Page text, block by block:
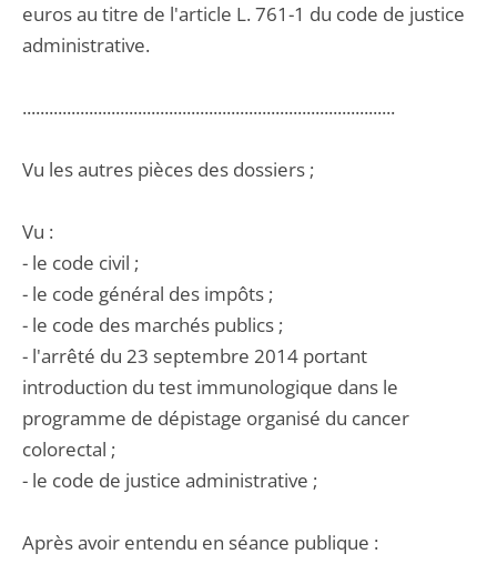
euros au titre de l'article L. 761-1 du code de justice
administrative.
....................................................................................
Vu les autres pièces des dossiers ;
Vu :
- le code civil ;
- le code général des impôts ;
- le code des marchés publics ;
- l'arrêté du 23 septembre 2014 portant
introduction du test immunologique dans le
programme de dépistage organisé du cancer
colorectal ;
- le code de justice administrative ;
Après avoir entendu en séance publique :